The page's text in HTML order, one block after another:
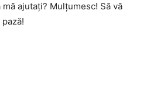
ajutaţi? Mulţumesc! Să vă